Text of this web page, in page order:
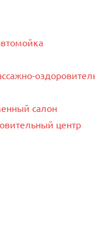
салон
центр